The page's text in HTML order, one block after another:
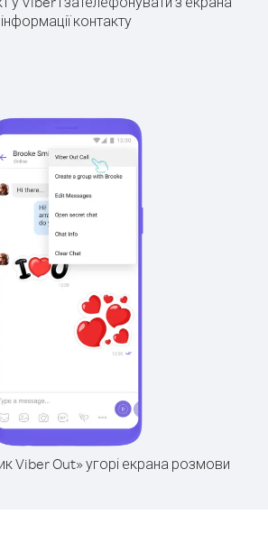
інформації контакту
Viber Out» угорі екрана розмови